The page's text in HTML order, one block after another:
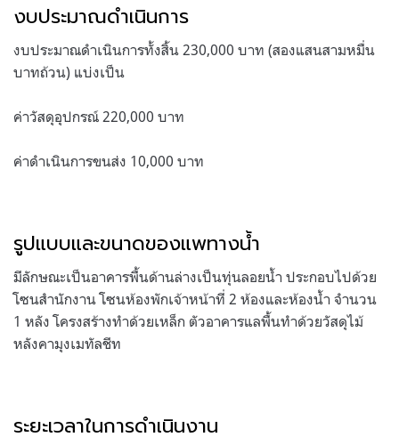
งบประมาณดำเนินการ
งบประมาณดำเนินการทั้งสิ้น 230,000 บาท (สองแสนสามหมื่น
บาทถ้วน) แบ่งเป็น
ค่าวัสดุอุปกรณ์ 220,000 บาท
ค่าดำเนินการขนส่ง 10,000 บาท
รูปแบบและขนาดของแพทางน้ำ
มีลักษณะเป็นอาคารพื้นด้านล่างเป็นทุ่นลอยน้ำ ประกอบไปด้วย
โซนสำนักงาน โซนห้องพักเจ้าหน้าที่ 2 ห้องและห้องน้ำ จำนวน
1 หลัง โครงสร้างทำด้วยเหล็ก ตัวอาคารแลพื้นทำด้วยวัสดุไม้
หลังคามุงเมทัลชีท
ระยะเวลาในการดำเนินงาน